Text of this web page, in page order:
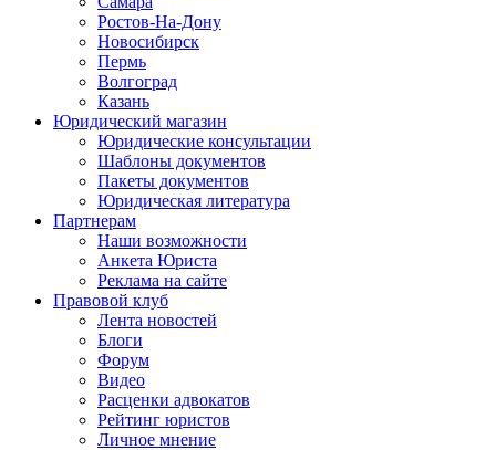
Ростов-На-Дону
Новосибирск
Пермь
Волгоград
Казань
Юридический магазин
Юридические консультации
Шаблоны документов
Пакеты документов
Юридическая литература
Партнерам
Наши возможности
Анкета Юриста
Реклама на сайте
Правовой клуб
Лента новостей
Блоги
Форум
Видео
Расценки адвокатов
Рейтинг юристов
Личное мнение